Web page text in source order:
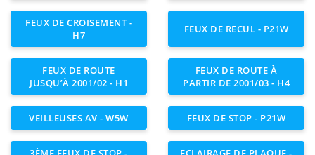
FEUX DE CROISEMENT -
H7
FEUX DE RECUL - P21W
FEUX DE ROUTE
JUSQU’À 2001/02 - H1
FEUX DE ROUTE À
PARTIR DE 2001/03 - H4
VEILLEUSES AV - W5W FEUX DE STOP - P21W